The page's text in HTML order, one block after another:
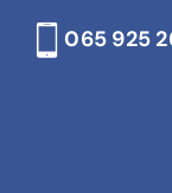
065 925